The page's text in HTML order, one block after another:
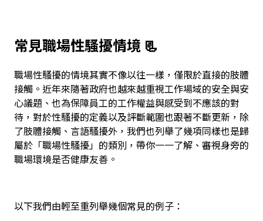
常見職場性騷擾情境 📃
職場性騷擾的情境其實不像以往一樣，僅限於直接的肢體
接觸。近年來隨著政府也越來越重視工作場域的安全與安
心議題、也為保障員工的工作權益與感受到不應該的對
待，對於性騷擾的定義以及評斷範圍也跟著不斷更新，除
了肢體接觸、言語騷擾外，我們也列舉了幾項同樣也是歸
屬於「職場性騷擾」的類別，帶你一一了解、審視身旁的
職場環境是否健康友善。
以下我們由輕至重列舉幾個常見的例子：